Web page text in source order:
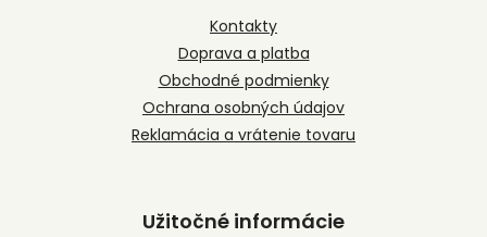
Kontakty
Doprava a platba
Obchodné podmienky
Ochrana osobných údajov
Reklamácia a vrátenie tovaru
Užitočné informácie